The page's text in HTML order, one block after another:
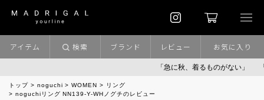
「急に秋、着るものがない」
アイテム 検索 ブランド レビュー お気に入り
トップ noguchi WOMEN
リング
noguchiリング NN139-Y-WHノグチのレビュー